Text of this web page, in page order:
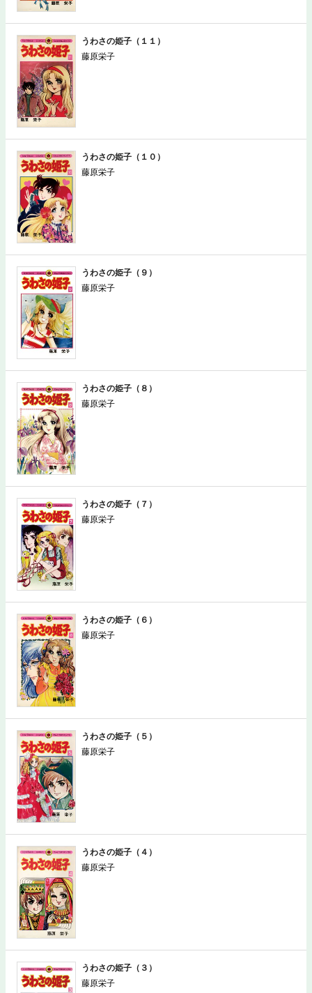
うわさの姫子（１１）
藤原栄子
うわさの姫子（１０）
藤原栄子
うわさの姫子（９）
藤原栄子
うわさの姫子（８）
藤原栄子
うわさの姫子（７）
藤原栄子
うわさの姫子（６）
藤原栄子
うわさの姫子（５）
藤原栄子
うわさの姫子（４）
藤原栄子
うわさの姫子（３）
藤原栄子